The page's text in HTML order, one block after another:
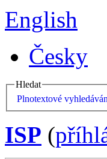
English
Česky
Hledat
Plnotextové
ISP (